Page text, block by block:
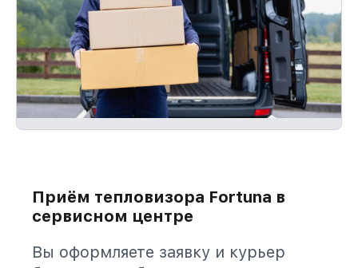
Приём тепловизора Fortuna в
сервисном центре
Вы оформляете заявку и курьер